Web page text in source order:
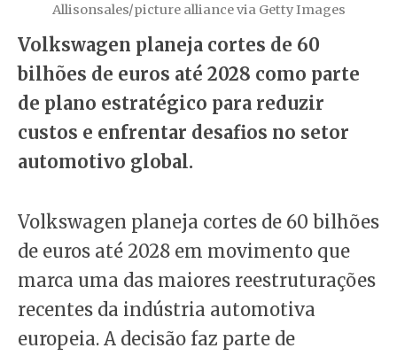
Allisonsales/picture alliance via Getty Images
Volkswagen planeja cortes de 60
bilhões de euros até 2028 como parte
de plano estratégico para reduzir
custos e enfrentar desafios no setor
automotivo global.
Volkswagen planeja cortes de 60 bilhões
de euros até 2028 em movimento que
marca uma das maiores reestruturações
recentes da indústria automotiva
europeia. A decisão faz parte de